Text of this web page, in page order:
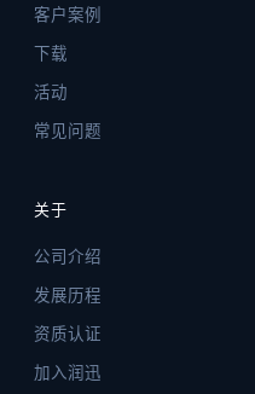
客户案例
下载
活动
常见问题
关于
公司介绍
发展历程
资质认证
加入润迅